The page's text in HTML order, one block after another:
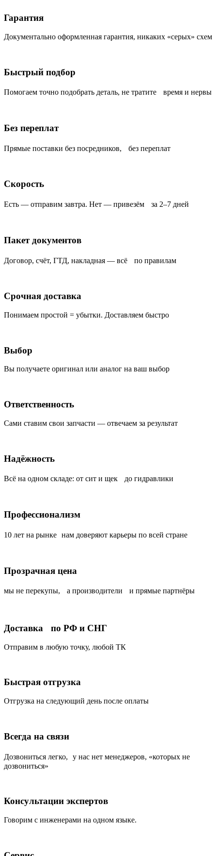
Гарантия
Документально оформленная гарантия, никаких «серых» схем
Быстрый подбор
Помогаем точно подобрать деталь, не тратите время и нервы
Без переплат
Прямые поставки без посредников, без переплат
Скорость
Есть — отправим завтра. Нет — привезём за 2–7 дней
Пакет документов
Договор, счёт, ГТД, накладная — всё по правилам
Срочная доставка
Понимаем простой = убытки. Доставляем быстро
Выбор
Вы получаете оригинал или аналог на ваш выбор
Ответственность
Сами ставим свои запчасти — отвечаем за результат
Надёжность
Всё на одном складе: от сит и щек до гидравлики
Профессионализм
10 лет на рынке нам доверяют карьеры по всей стране
Прозрачная цена
мы не перекупы, а производители и прямые партнёры
Доставка по РФ и СНГ
Отправим в любую точку, любой ТК
Быстрая отгрузка
Отгрузка на следующий день после оплаты
Всегда на связи
Дозвониться легко, у нас нет менеджеров, «которых не
дозвониться»
Консультации экспертов
Говорим с инженерами на одном языке.